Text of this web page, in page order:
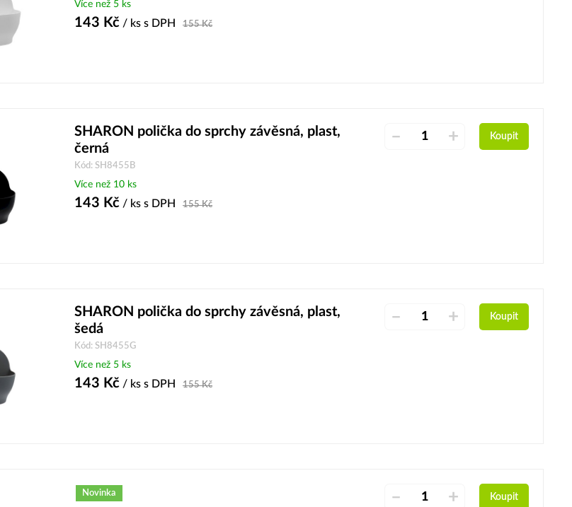
Více než 5 ks
143 Kč / ks s DPH 155Kč
SHARON polička do sprchy závěsná, plast,
černá
Kód: SH8455B
Více než 10 ks
143 Kč / ks s DPH 155Kč
– + Koupit
SHARON polička do sprchy závěsná, plast,
šedá
Kód: SH8455G
Více než 5 ks
143 Kč / ks s DPH 155Kč
– + Koupit
Novinka – + Koupit